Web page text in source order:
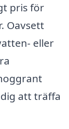
pris för
Oavsett
eller
att träffa